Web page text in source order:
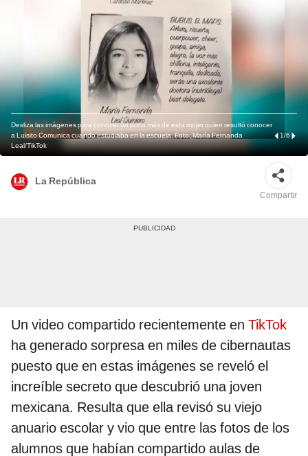
Desliza las imágenes para conocer un poco más de esta mujer quien resultó conocer
a Luisito Comunica cuando estudiaba en la escuela. Foto: María Fernanda
Leal/TikTok
1/6
La República
Compartir
Un video compartido recientemente en TikTok
ha generado sorpresa en miles de cibernautas
puesto que en estas imágenes se reveló el
increíble secreto que descubrió una joven
mexicana. Resulta que ella revisó su viejo
anuario escolar y vio que entre las fotos de los
alumnos que habían compartido aulas de